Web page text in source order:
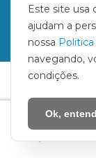
Este site usa
ajudam a
nossa
navegando,
condições.
Ok,